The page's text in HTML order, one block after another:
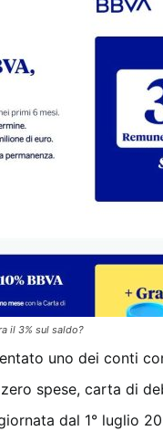
il 3% sul saldo?
uno dei conti
spese, carta di
dal 1° luglio